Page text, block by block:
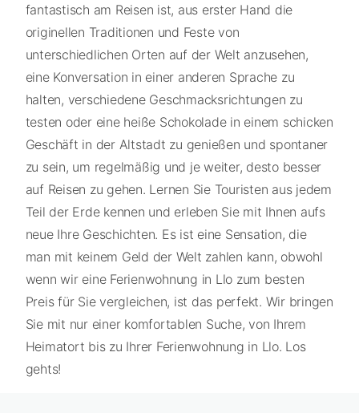
fantastisch am Reisen ist, aus erster Hand die
originellen Traditionen und Feste von
unterschiedlichen Orten auf der Welt anzusehen,
eine Konversation in einer anderen Sprache zu
halten, verschiedene Geschmacksrichtungen zu
testen oder eine heiße Schokolade in einem schicken
Geschäft in der Altstadt zu genießen und spontaner
zu sein, um regelmäßig und je weiter, desto besser
auf Reisen zu gehen. Lernen Sie Touristen aus jedem
Teil der Erde kennen und erleben Sie mit Ihnen aufs
neue Ihre Geschichten. Es ist eine Sensation, die
man mit keinem Geld der Welt zahlen kann, obwohl
wenn wir eine Ferienwohnung in Llo zum besten
Preis für Sie vergleichen, ist das perfekt. Wir bringen
Sie mit nur einer komfortablen Suche, von Ihrem
Heimatort bis zu Ihrer Ferienwohnung in Llo. Los
gehts!